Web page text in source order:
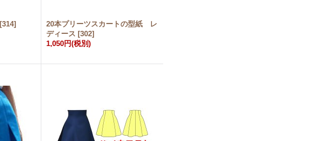
[314]
20本プリーツスカートの型紙 レ
ディース [302]
1,050円(税別)